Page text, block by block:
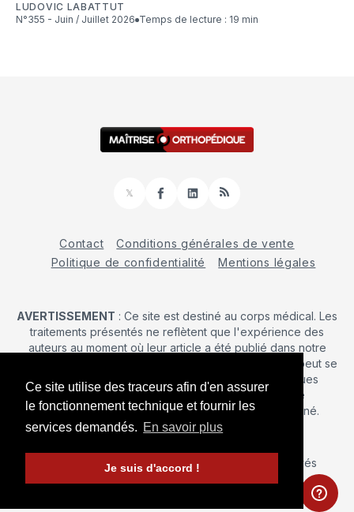
Ce site utilise des traceurs afin d'en assurer
le fonctionnement technique et fournir les
services demandés. En savoir plus
Je suis d'accord !
LUDOVIC LABATTUT
N°355 - Juin / Juillet 2026
Temps de lecture : 19 min
𝕏
FacebookLinkedInRSS
Contact
Conditions générales de vente
Politique de confidentialité
Mentions légales
AVERTISSEMENT : Ce site est destiné au corps médical. Les
traitements présentés ne reflètent que l'expérience des
auteurs au moment où leur article a été publié dans notre
journal. La décision d’une intervention chirurgicale ne peut se
prendre qu'après un examen clinique. Les techniques
publiées ici ne sauraient justifier une quelconque
revendication de la part d'un soignant ou d'un soigné.
© 2026 Maîtrise Orthopédique – Tous droits réservés